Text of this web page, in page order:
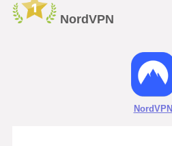
NordVPN
NordVPN